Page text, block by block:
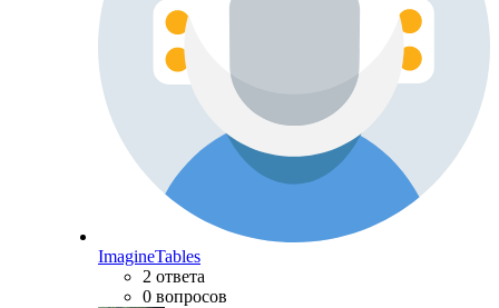
ImagineTables
2 ответа
0 вопросов